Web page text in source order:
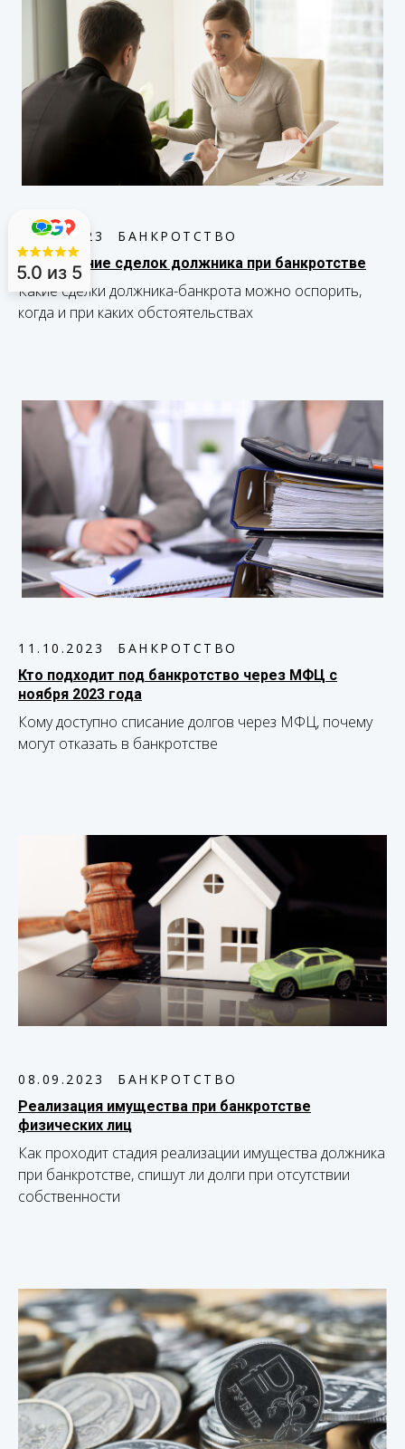
30.11.2023
БАНКРОТСТВО
Оспаривание сделок должника при банкротстве
Какие сделки должника-банкрота можно оспорить,
когда и при каких обстоятельствах
11.10.2023
БАНКРОТСТВО
Кто подходит под банкротство через МФЦ с
ноября 2023 года
Кому доступно списание долгов через МФЦ, почему
могут отказать в банкротстве
08.09.2023
БАНКРОТСТВО
Реализация имущества при банкротстве
физических лиц
Как проходит стадия реализации имущества должника
при банкротстве, спишут ли долги при отсутствии
собственности
5.0 из 5